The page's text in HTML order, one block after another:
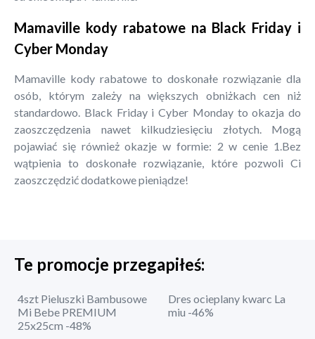
Mamaville kody rabatowe na Black Friday i
Cyber Monday
Mamaville kody rabatowe to doskonałe rozwiązanie dla
osób, którym zależy na większych obniżkach cen niż
standardowo. Black Friday i Cyber Monday to okazja do
zaoszczędzenia nawet kilkudziesięciu złotych. Mogą
pojawiać się również okazje w formie: 2 w cenie 1.Bez
wątpienia to doskonałe rozwiązanie, które pozwoli Ci
zaoszczędzić dodatkowe pieniądze!
Te promocje przegapiłeś:
4szt Pieluszki Bambusowe
Mi Bebe PREMIUM
25x25cm -48%
Dres ocieplany kwarc La
miu -46%